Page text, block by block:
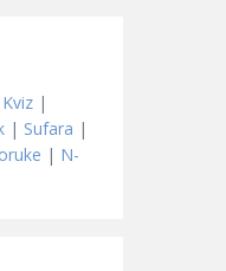
|
| Sufara |
| N-